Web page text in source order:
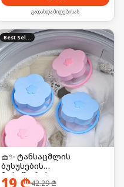
გადახდა მიღებისას
Best Seller
🧺✨ ტანსაცმლის
ბუსუსების
მოსაშორებელი
42.29₾